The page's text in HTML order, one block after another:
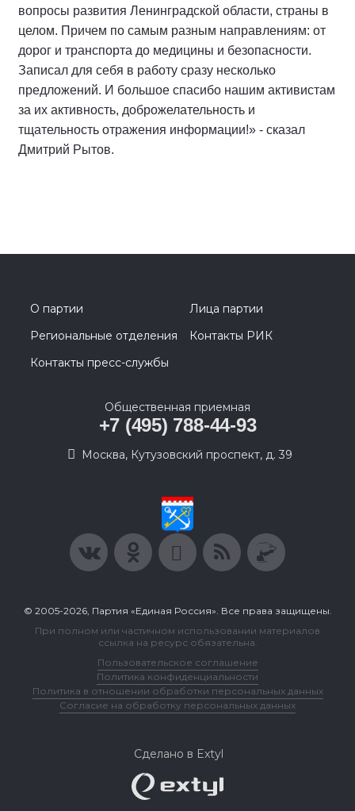
вопросы развития Ленинградской области, страны в
целом. Причем по самым разным направлениям: от
дорог и транспорта до медицины и безопасности.
Записал для себя в работу сразу несколько
предложений. И большое спасибо нашим активистам
за их активность, доброжелательность и
тщательность отражения информации!» - сказал
Дмитрий Рытов.
О партии
Лица партии
Региональные отделения
Контакты РИК
Контакты пресс-службы
Общественная приемная
+7 (495) 788-44-93
Москва, Кутузовский проспект, д. 39
© 2005-2026, Партия «Единая Россия». Все права защищены.
При полном или частичном использовании материалов
ссылка на ресурс обязательна.
Пользовательское соглашение
Политика конфиденциальности
Политика в отношении обработки персональных данных
Согласие на обработку персональных данных
Сделано в Extyl